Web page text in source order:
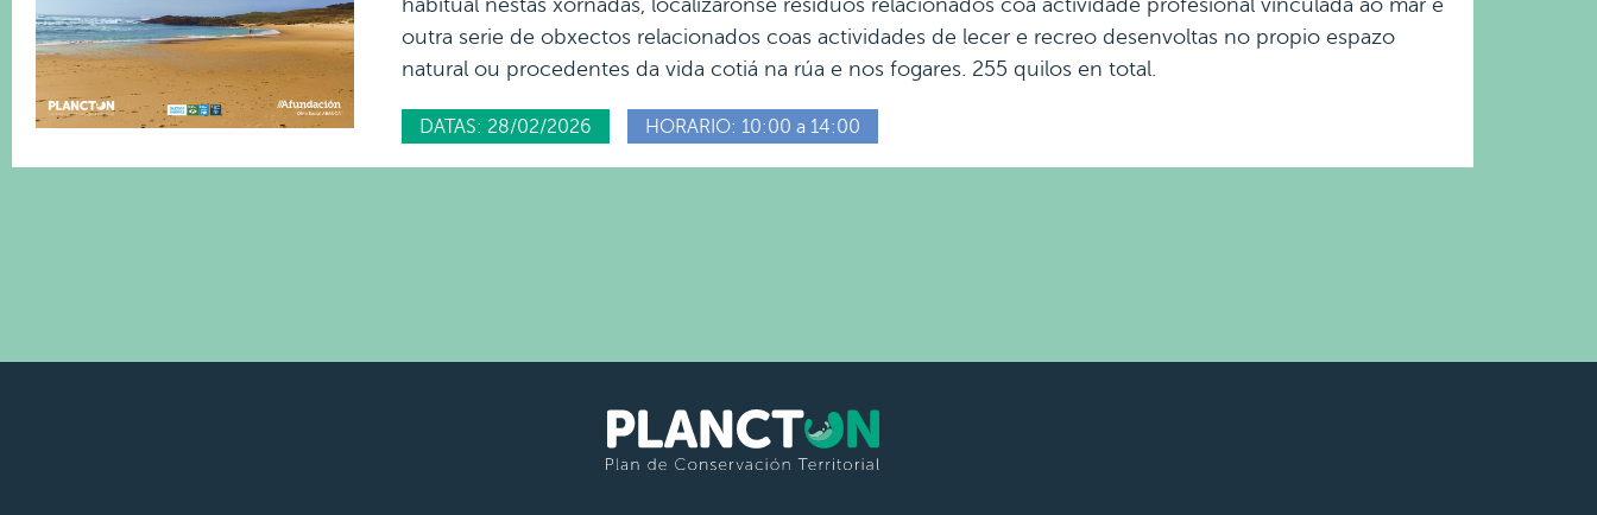
outra serie de obxectos relacionados coas actividades de lecer e recreo desenvoltas no propio espazo
natural ou procedentes da vida cotiá na rúa e nos fogares. 255 quilos en total.
DATAS: 28/02/2026 HORARIO: 10:00 a 14:00